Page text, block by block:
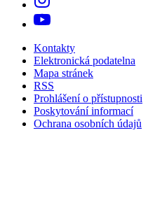
Kontakty
Elektronická podatelna
Mapa stránek
RSS
Prohlášení o přístupnosti
Poskytování informací
Ochrana osobních údajů